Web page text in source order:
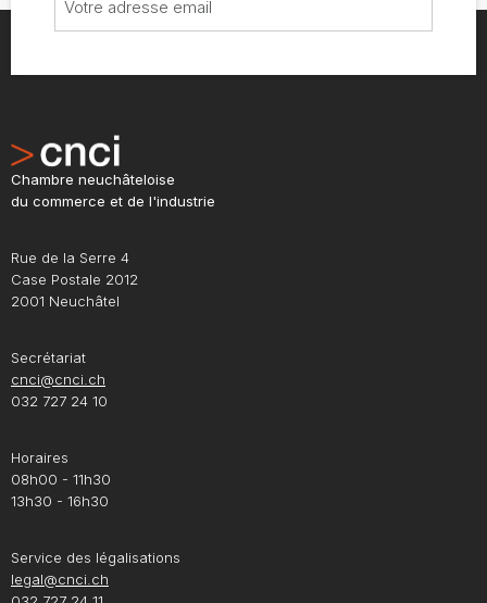
Chambre neuchâteloise
du commerce et de l'industrie
Rue de la Serre 4
Case Postale 2012
2001 Neuchâtel
Secrétariat
cnci@cnci.ch
032 727 24 10
Horaires
08h00 - 11h30
13h30 - 16h30
Service des légalisations
legal@cnci.ch